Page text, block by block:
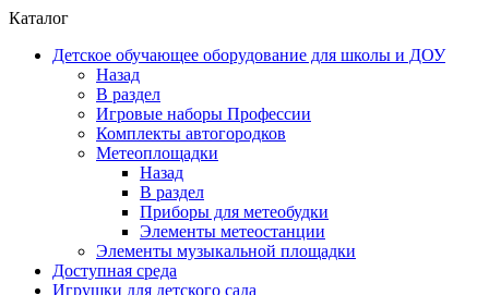
Каталог
Детское обучающее оборудование для школы и ДОУ
Назад
В раздел
Игровые наборы Профессии
Комплекты автогородков
Метеоплощадки
Назад
В раздел
Приборы для метеобудки
Элементы метеостанции
Элементы музыкальной площадки
Доступная среда
Игрушки для детского сада